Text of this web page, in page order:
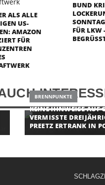
ALS ALLE B
US-A
AMAZON F
FÜR R
R
BUND
FÜR LKW
BEGRÜSST
BRENNPUNKTE
KEINE HINWEISE AUF
VERMISSTE
PREETZ ERTRANK IN